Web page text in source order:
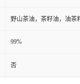
野山茶油，茶籽油，油茶
99%
否